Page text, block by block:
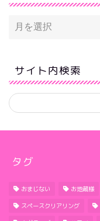
サイト内検索
タグ
おまじない お地蔵様
スペースクリアリング